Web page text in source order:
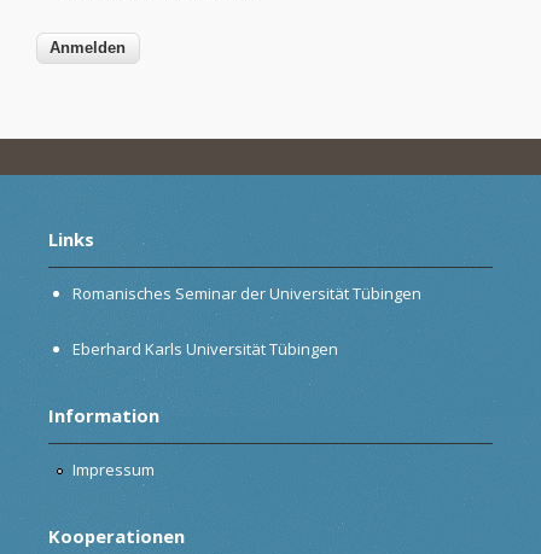
Links
Romanisches Seminar der Universität Tübingen
Eberhard Karls Universität Tübingen
Information
Impressum
Kooperationen